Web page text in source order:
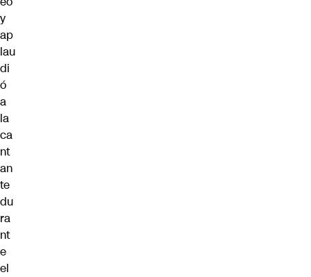
y
ap
lau
di
ó
a
la
ca
nt
an
te
du
ra
nt
e
el